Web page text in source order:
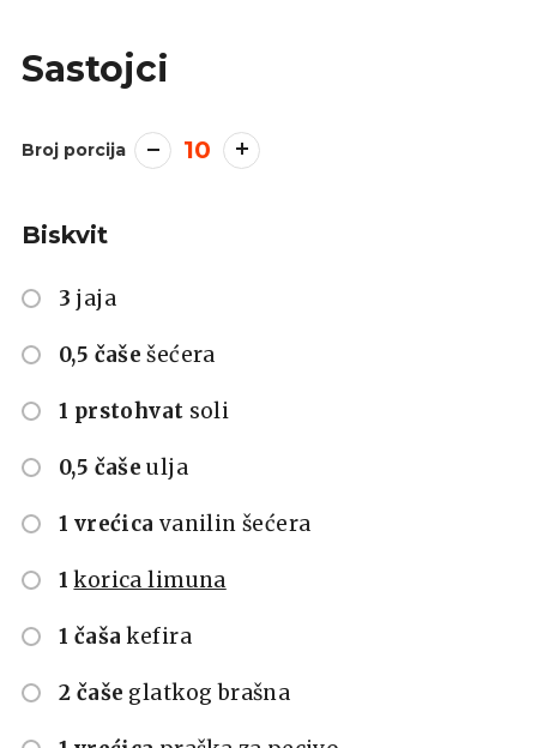
Sastojci
Broj porcija 10
Biskvit
3 jaja
0,5 čaše šećera
1 prstohvat soli
0,5 čaše ulja
1 vrećica vanilin šećera
1 korica limuna
1 čaša kefira
2 čaše glatkog brašna